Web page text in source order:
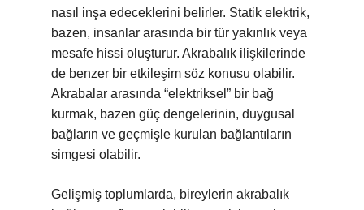
nasıl inşa edeceklerini belirler. Statik elektrik,
bazen, insanlar arasında bir tür yakınlık veya
mesafe hissi oluşturur. Akrabalık ilişkilerinde
de benzer bir etkileşim söz konusu olabilir.
Akrabalar arasında “elektriksel” bir bağ
kurmak, bazen güç dengelerinin, duygusal
bağların ve geçmişle kurulan bağlantıların
simgesi olabilir.
Gelişmiş toplumlarda, bireylerin akrabalık